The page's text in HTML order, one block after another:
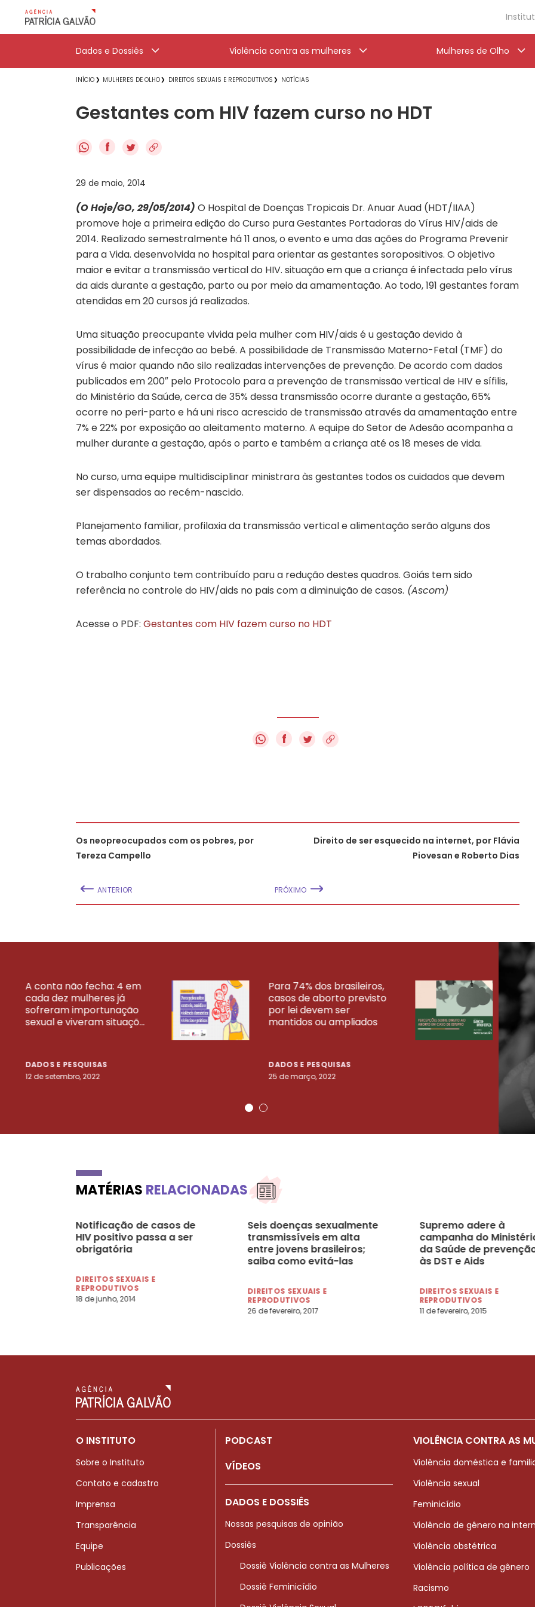
Dados e Dossiês Violência contra as mulheres Mulheres de Olho
INÍCIO MULHERES DE OLHO DIREITOS SEXUAIS E REPRODUTIVOS NOTÍCIAS
Gestantes com HIV fazem curso no HDT
f
29 de maio, 2014
(O Hoje/GO, 29/05/2014) O Hospital de Doenças Tropicais Dr. Anuar Auad (HDT/IIAA)
promove hoje a primeira edição do Curso pura Gestantes Portadoras do Vírus HIV/aids de
2014. Realizado semestralmente há 11 anos, o evento e uma das ações do Programa Prevenir
para a Vida. desenvolvida no hospital para orientar as gestantes soropositivos. O objetivo
maior e evitar a transmissão vertical do HIV. situação em que a criança é infectada pelo vírus
da aids durante a gestação, parto ou por meio da amamentação. Ao todo, 191 gestantes foram
atendidas em 20 cursos já realizados.
Uma situação preocupante vivida pela mulher com HIV/aids é u gestação devido à
possibilidade de infecção ao bebé. A possibilidade de Transmissão Materno-Fetal (TMF) do
vírus é maior quando não silo realizadas intervenções de prevenção. De acordo com dados
publicados em 200″ pelo Protocolo para a prevenção de transmissão vertical de HIV e sífilis,
do Ministério da Saúde, cerca de 35% dessa transmissão ocorre durante a gestação, 65%
ocorre no peri-parto e há uni risco acrescido de transmissão através da amamentação entre
7% e 22% por exposição ao aleitamento materno. A equipe do Setor de Adesão acompanha a
mulher durante a gestação, após o parto e também a criança até os 18 meses de vida.
No curso, uma equipe multidisciplinar ministrara às gestantes todos os cuidados que devem
ser dispensados ao recém-nascido.
Planejamento familiar, profilaxia da transmissão vertical e alimentação serão alguns dos
temas abordados.
O trabalho conjunto tem contribuído paru a redução destes quadros. Goiás tem sido
referência no controle do HIV/aids no pais com a diminuição de casos. (Ascom)
Acesse o PDF: Gestantes com HIV fazem curso no HDT
f
Os neopreocupados com os pobres, por
Tereza Campello
ANTERIOR
Direito de ser esquecido na internet, por Flávia
Piovesan e Roberto Dias
PRÓXIMO
A conta não fecha: 4 em
cada dez mulheres já
sofreram importunação
sexual e viveram situaçõ...
DADOS E PESQUISAS
12 de setembro, 2022
Para 74% dos brasileiros,
casos de aborto previsto
por lei devem ser
mantidos ou ampliados
DADOS E PESQUISAS
25 de março, 2022
23
VEJA MAIS PESQUISAS
MATÉRIAS RELACIONADAS
Notificação de casos de
HIV positivo passa a ser
obrigatória
DIREITOS SEXUAIS E
REPRODUTIVOS
18 de junho, 2014
Seis doenças sexualmente
transmissíveis em alta
entre jovens brasileiros;
saiba como evitá-las
DIREITOS SEXUAIS E
REPRODUTIVOS
26 de fevereiro, 2017
Supremo adere à
campanha do
da Saúde de
às DST e Aids
DIREITOS SEXUAIS E
REPRODUTIVOS
11 de fevereiro, 2015
O INSTITUTO
Sobre o Instituto
Contato e cadastro
Imprensa
Transparência
Equipe
Publicações
PODCAST
VÍDEOS
DADOS E DOSSIÊS
Nossas pesquisas de opinião
Dossiês
Dossiê Violência contra as Mulheres
Dossiê Feminicídio
VIOLÊNCIA CONTRA AS
Violência doméstica e
Violência sexual
Feminicídio
Violência de gênero na
Violência obstétrica
Violência política de gênero
Racismo